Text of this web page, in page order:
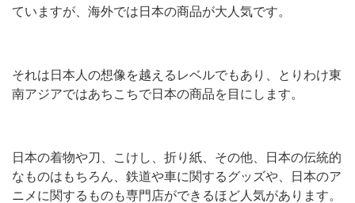
ていますが、海外では日本の商品が大人気です。
それは日本人の想像を越えるレベルでもあり、とりわけ東
南アジアではあちこちで日本の商品を目にします。
日本の着物や刀、こけし、折り紙、その他、日本の伝統的
なものはもちろん、鉄道や車に関するグッズや、日本のア
ニメに関するものも専門店ができるほど人気があります。